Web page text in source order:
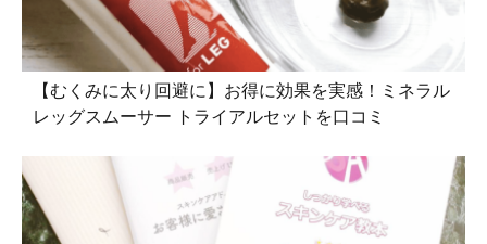
【むくみに太り回避に】お得に効果を実感！ミネラル
レッグスムーサー トライアルセットを口コミ